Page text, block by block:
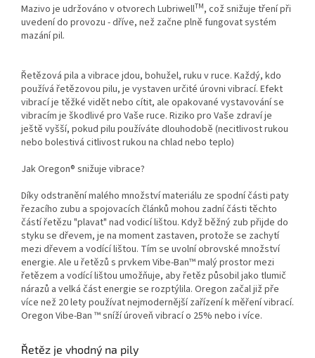
Mazivo je udržováno v otvorech LubriwellTM, což snižuje tření při
uvedení do provozu - dříve, než začne plně fungovat systém
mazání pil.
Řetězová pila a vibrace jdou, bohužel, ruku v ruce. Každý, kdo
používá řetězovou pilu, je vystaven určité úrovni vibrací. Efekt
vibrací je těžké vidět nebo cítit, ale opakované vystavování se
vibracím je škodlivé pro Vaše ruce. Riziko pro Vaše zdraví je
ještě vyšší, pokud pilu používáte dlouhodobě (necitlivost rukou
nebo bolestivá citlivost rukou na chlad nebo teplo)
Jak Oregon® snižuje vibrace?
Díky odstranění malého množství materiálu ze spodní části paty
řezacího zubu a spojovacích článků mohou zadní části těchto
částí řetězu "plavat" nad vodicí lištou. Když běžný zub přijde do
styku se dřevem, je na moment zastaven, protože se zachytí
mezi dřevem a vodící lištou. Tím se uvolní obrovské množství
energie. Ale u řetězů s prvkem Vibe-Ban™ malý prostor mezi
řetězem a vodící lištou umožňuje, aby řetěz působil jako tlumič
nárazů a velká část energie se rozptýlila. Oregon začal již pře
více než 20 lety používat nejmodernější zařízení k měření vibrací.
Oregon Vibe-Ban ™ sníží úroveň vibrací o 25% nebo i více.
Řetěz je vhodný na pily